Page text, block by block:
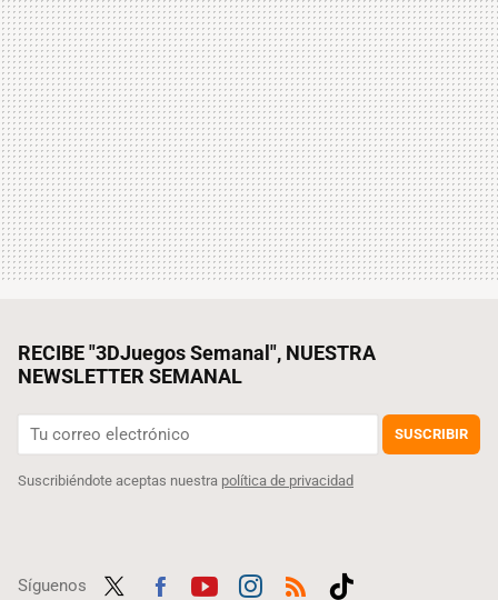
RECIBE "3DJuegos Semanal", NUESTRA
NEWSLETTER SEMANAL
SUSCRIBIR
Suscribiéndote aceptas nuestra política de privacidad
Síguenos